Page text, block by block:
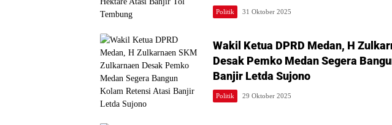
Politik 31 Oktober 2025
Wakil Ketua DPRD Medan, H
Desak Pemko Medan Segera
Banjir Letda Sujono
Politik 29 Oktober 2025